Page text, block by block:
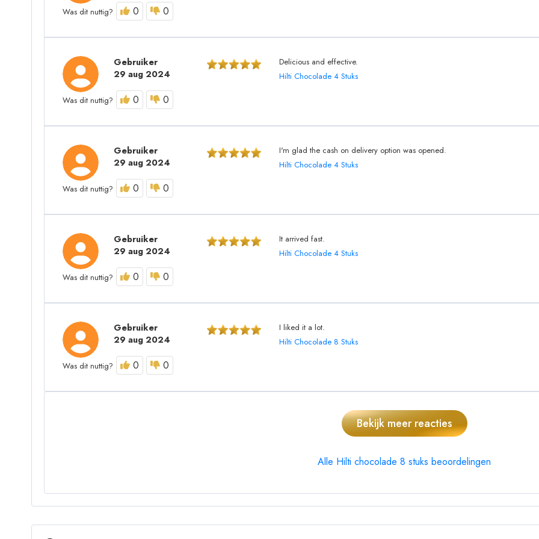
Was dit nuttig? 0 0
Gebruiker
29 aug 2024
Delicious and effective.
Hilti Chocolade 4 Stuks
Was dit nuttig? 0 0
Gebruiker
29 aug 2024
I'm glad the cash on delivery option was opened.
Hilti Chocolade 4 Stuks
Was dit nuttig? 0 0
Gebruiker
29 aug 2024
It arrived fast.
Hilti Chocolade 4 Stuks
Was dit nuttig? 0 0
Gebruiker
29 aug 2024
I liked it a lot.
Hilti Chocolade 8 Stuks
Was dit nuttig? 0 0
Bekijk meer reacties
Alle Hilti chocolade 8 stuks beoordelingen